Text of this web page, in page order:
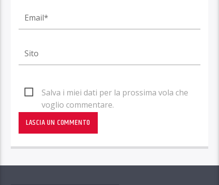
Salva i miei dati per la prossima vola che
voglio commentare.